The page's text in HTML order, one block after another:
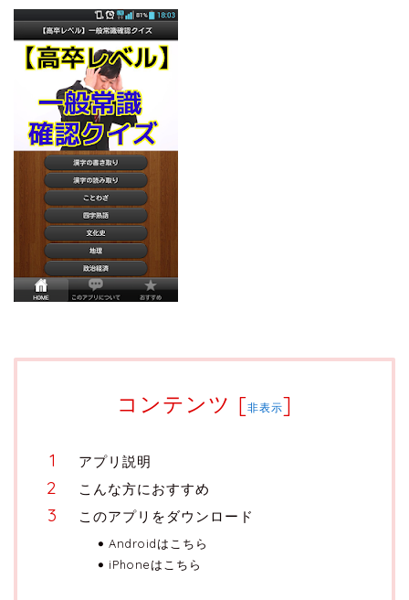
コンテンツ [非表示]
アプリ説明
こんな方におすすめ
このアプリをダウンロード
Androidはこちら
iPhoneはこちら